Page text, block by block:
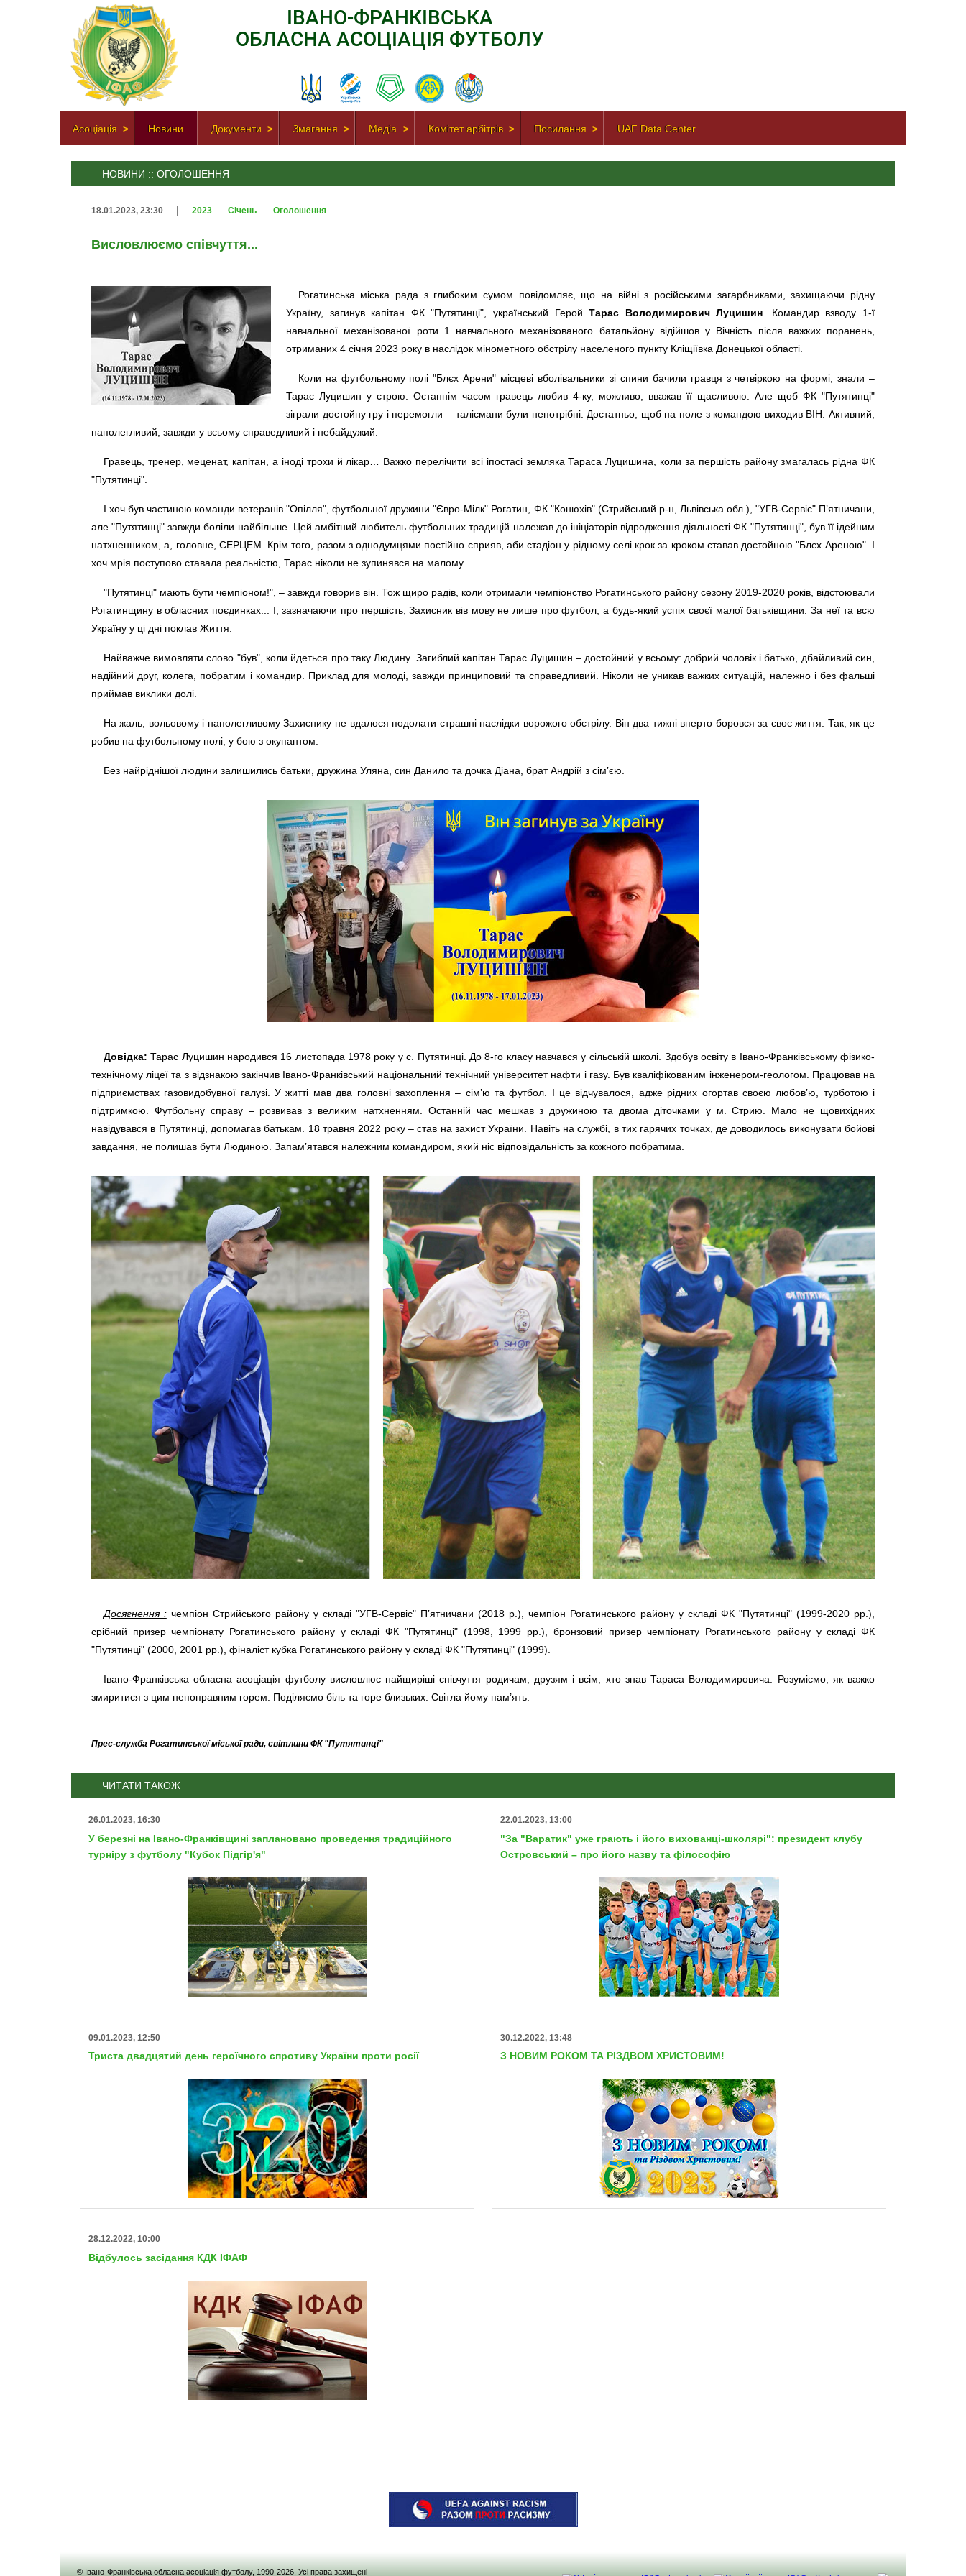
ІВАНО-ФРАНКІВСЬКА
ОБЛАСНА АСОЦІАЦІЯ ФУТБОЛУ
Асоціація Новини Документи Змагання Медіа Комітет арбітрів Посилання UAF Data Center
НОВИНИ :: ОГОЛОШЕННЯ
18.01.2023, 23:30 | 2023 Січень Оголошення
Висловлюємо співчуття...
Рогатинська міська рада з глибоким сумом повідомляє, що на війні з російськими загарбниками, захищаючи рідну
Україну, загинув капітан ФК "Путятинці", український ГеройТарас Володимирович Луцишин . Командир взводу 1-ї
навчальної механізованої роти 1 навчального механізованого батальйону відійшов у Вічність після важких поранень,
отриманих 4 січня 2023 року в наслідок мінометного обстрілу населеного пункту Кліщіївка Донецької області.
Коли на футбольному полі "Блєх Арени" місцеві вболівальники зі спини бачили гравця з четвіркою на формі, знали –
Тарас Луцишин у строю. Останнім часом гравець любив 4-ку, можливо, вважав її щасливою. Але щоб ФК "Путятинці"
зіграли достойну гру і перемогли – талісмани були непотрібні. Достатньо, щоб на поле з командою виходив ВІН. Активний,
наполегливий, завжди у всьому справедливий і небайдужий.
Гравець, тренер, меценат, капітан, а іноді трохи й лікар… Важко перелічити всі іпостасі земляка Тараса Луцишина, коли за першість району змагалась рідна ФК
"Путятинці".
І хоч був частиною команди ветеранів "Опілля", футбольної дружини "Євро-Мілк" Рогатин, ФК "Конюхів" (Стрийський р-н, Львівська обл.), "УГВ-Сервіс" П’ятничани,
але "Путятинці" завжди боліли найбільше. Цей амбітний любитель футбольних традицій належав до ініціаторів відродження діяльності ФК "Путятинці", був її ідейним
натхненником, а, головне, СЕРЦЕМ. Крім того, разом з однодумцями постійно сприяв, аби стадіон у рідному селі крок за кроком ставав достойною "Блєх Ареною". І
хоч мрія поступово ставала реальністю, Тарас ніколи не зупинявся на малому.
"Путятинці" мають бути чемпіоном!", – завжди говорив він. Тож щиро радів, коли отримали чемпіонство Рогатинського району сезону 2019-2020 років, відстоювали
Рогатинщину в обласних поєдинках... І, зазначаючи про першість, Захисник вів мову не лише про футбол, а будь-який успіх своєї малої батьківщини. За неї та всю
Україну у ці дні поклав Життя.
Найважче вимовляти слово "був", коли йдеться про таку Людину. Загиблий капітан Тарас Луцишин – достойний у всьому: добрий чоловік і батько, дбайливий син,
надійний друг, колега, побратим і командир. Приклад для молоді, завжди принциповий та справедливий. Ніколи не уникав важких ситуацій, належно і без фальші
приймав виклики долі.
На жаль, вольовому і наполегливому Захиснику не вдалося подолати страшні наслідки ворожого обстрілу. Він два тижні вперто боровся за своє життя. Так, як це
робив на футбольному полі, у бою з окупантом.
Без найріднішої людини залишились батьки, дружина Уляна, син Данило та дочка Діана, брат Андрій з сім’єю.
Довідка: Тарас Луцишин народився 16 листопада 1978 року у с. Путятинці. До 8-го класу навчався у сільській школі. Здобув освіту в Івано-Франківському фізико-
технічному ліцеї та з відзнакою закінчив Івано-Франківський національний технічний університет нафти і газу. Був кваліфікованим інженером-геологом. Працював на
підприємствах газовидобувної галузі. У житті мав два головні захоплення – сім’ю та футбол. І це відчувалося, адже рідних огортав своєю любов’ю, турботою і
підтримкою. Футбольну справу – розвивав з великим натхненням. Останній час мешкав з дружиною та двома діточками у м. Стрию. Мало не щовихідних
навідувався в Путятинці, допомагав батькам. 18 травня 2022 року – став на захист України. Навіть на службі, в тих гарячих точках, де доводилось виконувати бойові
завдання, не полишав бути Людиною. Запам’ятався належним командиром, який ніс відповідальність за кожного побратима.
Досягнення :чемпіон Стрийського району у складі "УГВ-Сервіс" П’ятничани (2018 р.), чемпіон Рогатинського району у складі ФК "Путятинці" (1999-2020 рр.),
срібний призер чемпіонату Рогатинського району у складі ФК "Путятинці" (1998, 1999 рр.), бронзовий призер чемпіонату Рогатинського району у складі ФК
"Путятинці" (2000, 2001 рр.), фіналіст кубка Рогатинського району у складі ФК "Путятинці" (1999).
Івано-Франківська обласна асоціація футболу висловлює найщиріші співчуття родичам, друзям і всім, хто знав Тараса Володимировича. Розуміємо, як важко
змиритися з цим непоправним горем. Поділяємо біль та горе близьких. Світла йому пам’ять.
Прес-служба Рогатинської міської ради, світлини ФК "Путятинці"
ЧИТАТИ ТАКОЖ
26.01.2023, 16:30
У березні на Івано-Франківщині заплановано проведення традиційного
турніру з футболу "Кубок Підгір'я"
22.01.2023, 13:00
"За "Варатик" уже грають і його вихованці-школярі": президент клубу
Островський – про його назву та філософію
09.01.2023, 12:50
Триста двадцятий день героїчного спротиву України проти росії
30.12.2022, 13:48
З НОВИМ РОКОМ ТА РІЗДВОМ ХРИСТОВИМ!
28.12.2022, 10:00
Відбулось засідання КДК ІФАФ
© Івано-Франківська обласна асоціація футболу, 1990-2026. Усі права захищені